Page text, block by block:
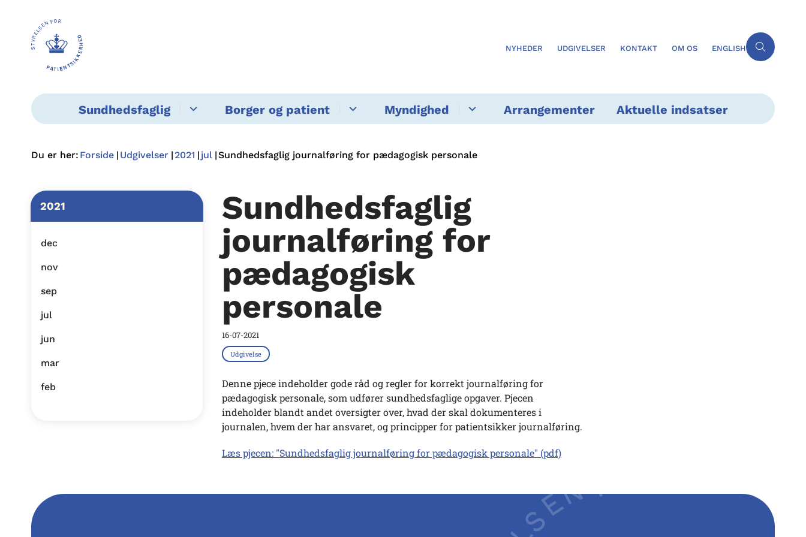
NYHEDER UDGIVELSER KONTAKT OM OS ENGLISH
Sundhedsfaglig Borger og patient Myndighed Arrangementer Aktuelle indsatser
Du er her: Forside Udgivelser 2021 jul Sundhedsfaglig journalføring for pædagogisk personale
2021
dec
nov
sep
jul
jun
mar
feb
Sundhedsfaglig
journalføring for
pædagogisk
personale
16-07-2021
Udgivelse
Denne pjece indeholder gode råd og regler for korrekt journalføring for
pædagogisk personale, som udfører sundhedsfaglige opgaver. Pjecen
indeholder blandt andet oversigter over, hvad der skal dokumenteres i
journalen, hvem der har ansvaret, og principper for patientsikker journalføring.
Læs pjecen: "Sundhedsfaglig journalføring for pædagogisk personale" (pdf)